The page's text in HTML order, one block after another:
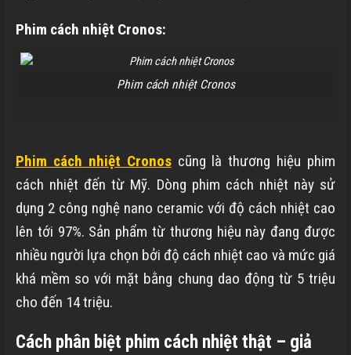
Phim cách nhiệt Cronos:
Phim cách nhiệt Cronos
Phim cách nhiệt Cronoscũng là thương hiệu phim
cách nhiệt đến từ Mỹ. Dòng phim cách nhiệt này sử
dụng 2 công nghệ nano ceramic với độ cách nhiệt cao
lên tới 97%. Sản phẩm từ thương hiệu này đang được
nhiều người lựa chọn bởi độ cách nhiệt cao và mức giá
khá mềm so với mặt bằng chung dao động từ 5 triệu
cho đến 14 triệu.
Cách phân biệt phim cách nhiệt thật – giả